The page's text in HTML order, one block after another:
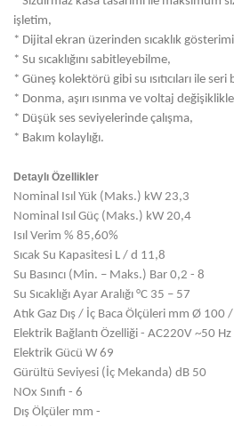
işletim,
* Dijital ekran üzerinden sıcaklık
* Su sıcaklığını sabitleyebilme,
* Güneş kolektörü gibi su ısıtıcıları ile
* Donma, aşırı ısınma ve voltaj
* Düşük ses seviyelerinde çalışma,
* Bakım kolaylığı.
Detaylı Özellikler
Nominal Isıl Yük (Maks.) kW 23,3
Nominal Isıl Güç (Maks.) kW 20,4
Isıl Verim % 85,60%
Sıcak Su Kapasitesi L / d 11,8
Su Basıncı (Min. – Maks.) Bar 0,2 - 8
Su Sıcaklığı Ayar Aralığı °C 35 – 57
Atık Gaz Dış / İç Baca Ölçüleri mm Ø 100
Elektrik Bağlantı Özelliği - AC220V ~50 Hz
Elektrik Gücü W 69
Gürültü Seviyesi (İç Mekanda) dB 50
NOx Sınıfı - 6
Dış Ölçüler mm -